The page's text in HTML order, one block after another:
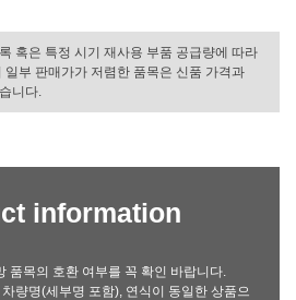
혹은 특정 시기 재사용 부품 공급량에 따라
일부 판매가가 저렴한 품목은 신품 가격과
니다.
information
품목의 호환 여부를 꼭 확인 바랍니다.
량명(세부명 포함), 연식이 동일한 상품으